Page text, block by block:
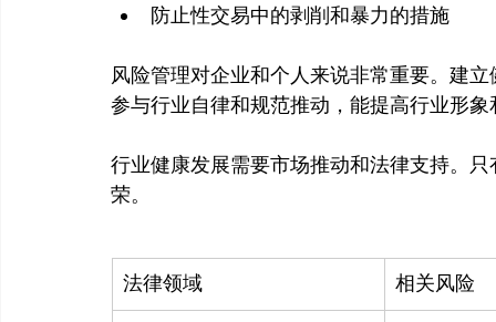
防止性交易中的剥削和暴力的措施
风险管理对企业和个人来说非常重要。建
参与行业自律和规范推动，能提高行业形象
行业健康发展需要市场推动和法律支持。
法律领域 相关风险